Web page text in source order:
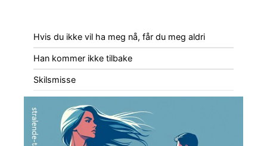
Hvis du ikke vil ha meg nå, får du meg aldri
Han kommer ikke tilbake
Skilsmisse